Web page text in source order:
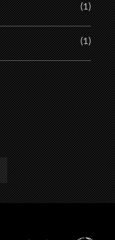
(1)
(1)